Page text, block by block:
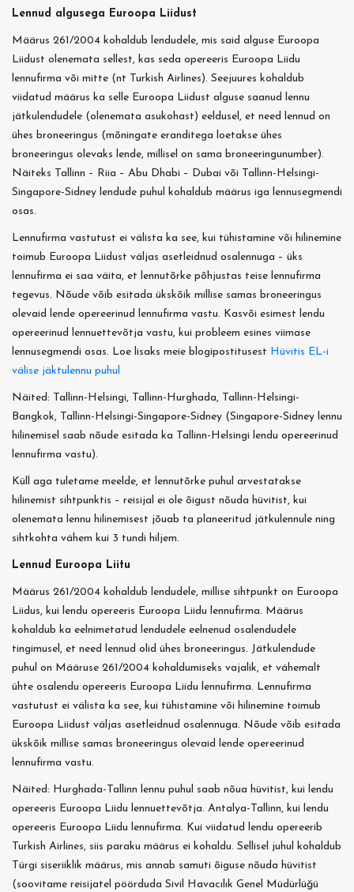
Lennud algusega Euroopa Liidust
Määrus 261/2004 kohaldub lendudele, mis said alguse Euroopa
Liidust olenemata sellest, kas seda opereeris Euroopa Liidu
lennufirma või mitte (nt Turkish Airlines). Seejuures kohaldub
viidatud määrus ka selle Euroopa Liidust alguse saanud lennu
jätkulendudele (olenemata asukohast) eeldusel, et need lennud on
ühes broneeringus (mõningate eranditega loetakse ühes
broneeringus olevaks lende, millisel on sama broneeringunumber).
Näiteks Tallinn – Riia – Abu Dhabi – Dubai või Tallinn-Helsingi-
Singapore-Sidney lendude puhul kohaldub määrus iga lennusegmendi
osas.
Lennufirma vastutust ei välista ka see, kui tühistamine või hilinemine
toimub Euroopa Liidust väljas asetleidnud osalennuga – üks
lennufirma ei saa väita, et lennutõrke põhjustas teise lennufirma
tegevus. Nõude võib esitada ükskõik millise samas broneeringus
olevaid lende opereerinud lennufirma vastu. Kasvõi esimest lendu
opereerinud lennuettevõtja vastu, kui probleem esines viimase
lennusegmendi osas. Loe lisaks meie blogipostitusest Hüvitis EL-i
välise jäktulennu puhul
Näited: Tallinn-Helsingi, Tallinn-Hurghada, Tallinn-Helsingi-
Bangkok, Tallinn-Helsingi-Singapore-Sidney (Singapore-Sidney lennu
hilinemisel saab nõude esitada ka Tallinn-Helsingi lendu opereerinud
lennufirma vastu).
Küll aga tuletame meelde, et lennutõrke puhul arvestatakse
hilinemist sihtpunktis – reisijal ei ole õigust nõuda hüvitist, kui
olenemata lennu hilinemisest jõuab ta planeeritud jätkulennule ning
sihtkohta vähem kui 3 tundi hiljem.
Lennud Euroopa Liitu
Määrus 261/2004 kohaldub lendudele, millise sihtpunkt on Euroopa
Liidus, kui lendu opereeris Euroopa Liidu lennufirma. Määrus
kohaldub ka eelnimetatud lendudele eelnenud osalendudele
tingimusel, et need lennud olid ühes broneeringus. Jätkulendude
puhul on Määruse 261/2004 kohaldumiseks vajalik, et vähemalt
ühte osalendu opereeris Euroopa Liidu lennufirma. Lennufirma
vastutust ei välista ka see, kui tühistamine või hilinemine toimub
Euroopa Liidust väljas asetleidnud osalennuga. Nõude võib esitada
ükskõik millise samas broneeringus olevaid lende opereerinud
lennufirma vastu.
Näited: Hurghada-Tallinn lennu puhul saab nõua hüvitist, kui lendu
opereeris Euroopa Liidu lennuettevõtja. Antalya-Tallinn, kui lendu
opereeris Euroopa Liidu lennufirma. Kui viidatud lendu opereerib
Turkish Airlines, siis paraku määrus ei kohaldu. Sellisel juhul kohaldub
Türgi siseriiklik määrus, mis annab samuti õiguse nõuda hüvitist
(soovitame reisijatel pöörduda Sivil Havacılık Genel Müdürlüğü